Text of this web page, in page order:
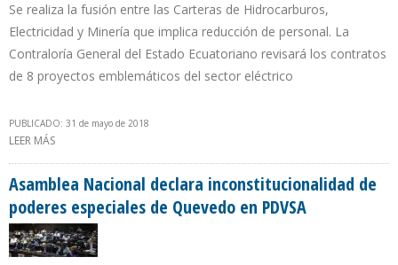
Se realiza la fusión entre las Carteras de Hidrocarburos,
Electricidad y Minería que implica reducción de personal. La
Contraloría General del Estado Ecuatoriano revisará los contratos
de 8 proyectos emblemáticos del sector eléctrico
PUBLICADO: 31 de mayo de 2018
LEER MÁS
Asamblea Nacional declara inconstitucionalidad de
poderes especiales de Quevedo en PDVSA